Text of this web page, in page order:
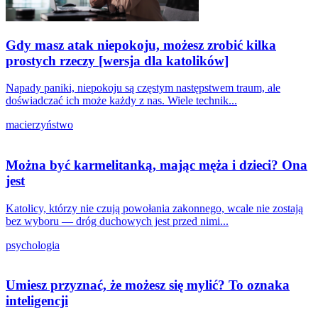
Gdy masz atak niepokoju, możesz zrobić kilka
prostych rzeczy [wersja dla katolików]
Napady paniki, niepokoju są częstym następstwem traum, ale
doświadczać ich może każdy z nas. Wiele technik...
macierzyństwo
Można być karmelitanką, mając męża i dzieci? Ona
jest
Katolicy, którzy nie czują powołania zakonnego, wcale nie zostają
bez wyboru — dróg duchowych jest przed nimi...
psychologia
Umiesz przyznać, że możesz się mylić? To oznaka
inteligencji